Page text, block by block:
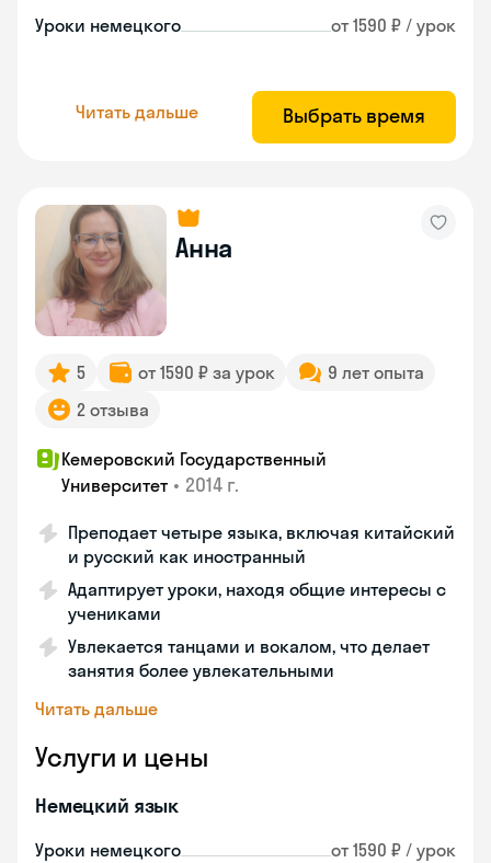
Уроки немецкого от 1590 ₽ / урок
Читать дальше Выбрать время
Анна
5 от 1590 ₽ за урок
9 лет опыта
2 отзыва
Кемеровский Государственный
Университет • 2014 г.
Преподает четыре языка, включая китайский
и русский как иностранный
Адаптирует уроки, находя общие интересы с
учениками
Увлекается танцами и вокалом, что делает
занятия более увлекательными
Читать дальше
Услуги и цены
Немецкий язык
Уроки немецкого от 1590 ₽ / урок